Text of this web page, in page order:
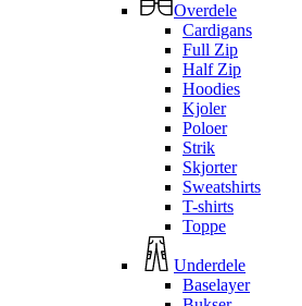
Overdele
Cardigans
Full Zip
Half Zip
Hoodies
Kjoler
Poloer
Strik
Skjorter
Sweatshirts
T-shirts
Toppe
Underdele
Baselayer